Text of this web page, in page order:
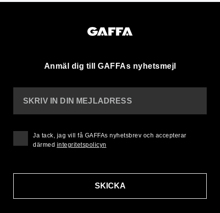
Anmäl dig till GAFFAs nyhetsmejl
SKRIV IN DIN MEJLADRESS
SKICKA
Ja tack, jag vill få GAFFAs nyhetsbrev och accepterar
därmed integritetspolicyn